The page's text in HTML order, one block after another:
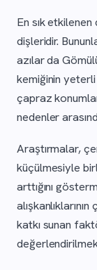
En sık
dişleridir.
azılar da
kemiğinin
çapraz
nedenler
Araştırmalar,
küçülmesiyle
arttığını
katkı sunan